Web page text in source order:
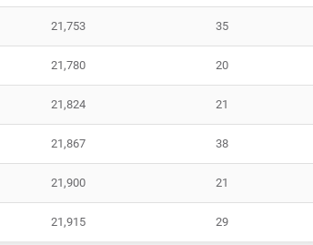
21,753 35
21,780 20
21,824 21
21,867 38
21,900 21
21,915 29